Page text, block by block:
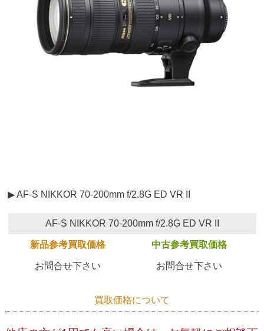
▶ AF-S NIKKOR 70-200mm f/2.8G ED VR II
AF-S NIKKOR 70-200mm f/2.8G ED VR II
新品参考買取価格 中古参考買取価格
お問合せ下さい お問合せ下さい
買取価格について